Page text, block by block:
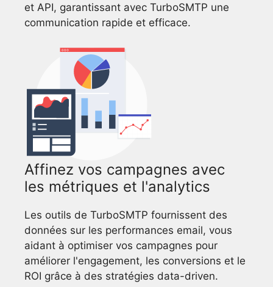
et API, garantissant avec TurboSMTP une
communication rapide et efficace.
Affinez vos campagnes avec
les métriques et l'analytics
Les outils de TurboSMTP fournissent des
données sur les performances email, vous
aidant à optimiser vos campagnes pour
améliorer l'engagement, les conversions et le
ROI grâce à des stratégies data-driven.